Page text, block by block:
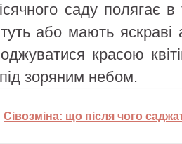
саду полягає
або мають
красою
зоряним небом.
Сівозміна: що після чого